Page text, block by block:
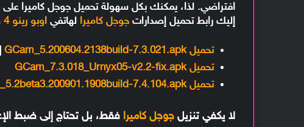
إليك رابط تحميل إصداراتجوجل كاميرا لهاتفياوبو رينو 4
تحميل GCam_5.200604.2138build-7.3.021.apk
تحميل GCam_7.3.018_Urnyx05-v2.2-fix.apk
تحميل GCam_5.2beta3.200901.1908build-7.4.104.apk
لا يكفي تنزيلجوجل كاميرا فقط، بل تحتاج إلى ضبط